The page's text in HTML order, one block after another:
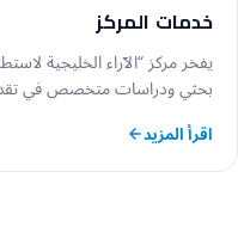
خدمات المركز
يفخر مركز “الآراء الخليجية
بحثي ودراسات متخصص في
اقرأ المزيد